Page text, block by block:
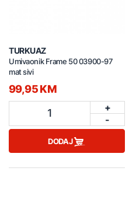
TURKUAZ
Umivaonik Frame 50 03900-97
mat sivi
99,95 KM
1
+
-
DODAJ